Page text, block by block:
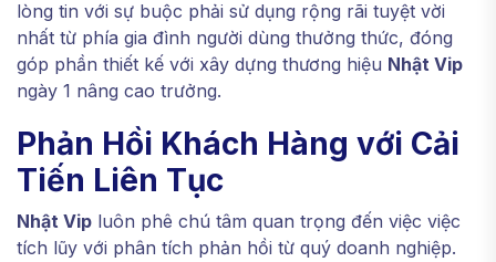
lòng tin với sự buộc phải sử dụng rộng rãi tuyệt vời
nhất từ phía gia đình người dùng thưởng thức, đóng
góp phần thiết kế với xây dựng thương hiệu Nhật Vip
ngày 1 nâng cao trưởng.
Phản Hồi Khách Hàng với Cải
Tiến Liên Tục
Nhật Vip luôn phê chú tâm quan trọng đến việc việc
tích lũy với phân tích phản hồi từ quý doanh nghiệp.